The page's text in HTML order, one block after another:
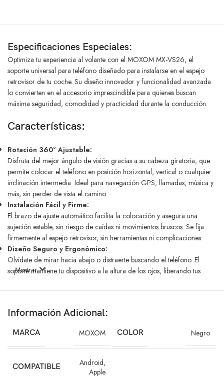
Especificaciones Especiales:
Optimiza tu experiencia al volante con el MOXOM MX-VS26, el
soporte universal para teléfono diseñado para instalarse en el espejo
retrovisor de tu coche. Su diseño innovador y funcionalidad avanzada
lo convierten en el accesorio imprescindible para quienes buscan
máxima seguridad, comodidad y practicidad durante la conducción.
Características:
Rotación 360° Ajustable:
Disfruta del mejor ángulo de visión gracias a su cabeza giratoria, que
permite colocar el teléfono en posición horizontal, vertical o cualquier
inclinación intermedia. Ideal para navegación GPS, llamadas, música y
más, sin perder de vista el camino.
Instalación Fácil y Firme:
El brazo de ajuste automático facilita la colocación y asegura una
sujeción estable, sin riesgo de caídas ni movimientos bruscos. Se fija
firmemente al espejo retrovisor, sin herramientas ni complicaciones.
Diseño Seguro y Ergonómico:
Olvídate de mirar hacia abajo o distraerte buscando el teléfono. El
soporte mantiene tu dispositivo a la altura de los ojos, liberando tus
conducción más cómoda y segura.
Compatible con la mayoría de smartphones del mercado (4,7″ a 6,8″),
coche y tipo de conductor.
Portátil y Ligero:
Su peso reducido y diseño plegable lo hacen fácil de transportar y
almacenar. No bloquea el tablero, ventiladores ni portavasos,
Mostrar
Información Adicional:
MARCA MOXOM COLOR Negro
COMPATIBLE Android,
Apple